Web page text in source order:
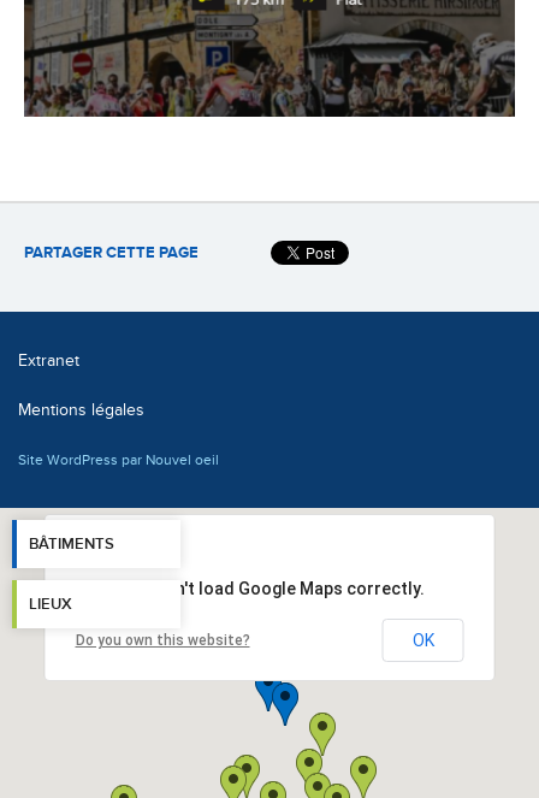
PARTAGER CETTE PAGE
Extranet
Mentions légales
Site WordPress par Nouvel oeil
BÂTIMENTS
LIEUX
This page can't load Google Maps correctly.
Do you own this website? OK